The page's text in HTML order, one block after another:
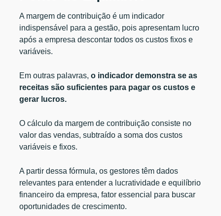
A margem de contribuição é um indicador
indispensável para a gestão, pois apresentam lucro
após a empresa descontar todos os custos fixos e
variáveis.
Em outras palavras,o indicador demonstra se as
receitas são suficientes para pagar os custos e
gerar lucros.
O cálculo da margem de contribuição consiste no
valor das vendas, subtraído a soma dos custos
variáveis e fixos.
A partir dessa fórmula, os gestores têm dados
relevantes para entender a lucratividade e equilíbrio
financeiro da empresa, fator essencial para buscar
oportunidades de crescimento.